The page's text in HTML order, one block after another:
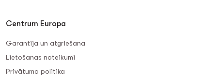
Centrum Europa
Garantija un atgriešana
Lietošanas noteikumi
Privātuma politika